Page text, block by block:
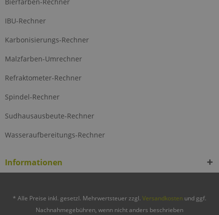
IBU-Rechner
Karbonisierungs-Rechner
Malzfarben-Umrechner
Refraktometer-Rechner
Spindel-Rechner
Sudhausausbeute-Rechner
Wasseraufbereitungs-Rechner
Informationen
* Alle Preise inkl. gesetzl. Mehrwertsteuer zzgl. Versandkosten und ggf.
Nachnahmegebühren, wenn nicht anders beschrieben